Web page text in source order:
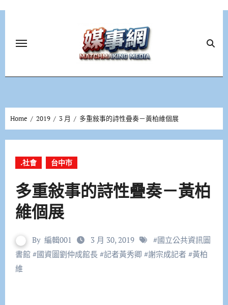
Home 2019 3 月 多重敍事的詩性疊奏－黃柏維個展
.社會 台中市
多重敍事的詩性疊奏－黃柏
維個展
By 編輯001 3 月 30, 2019 #國立公共資訊圖
書館 #國資圖劉仲成館長#記者黃秀卿 #謝宗成記者#黃柏
維